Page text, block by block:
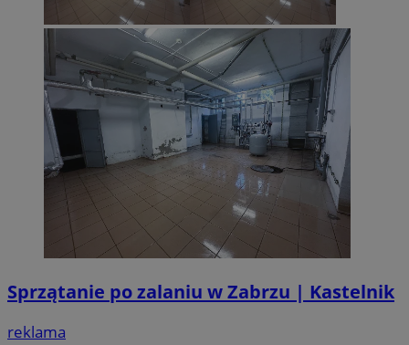
Sprzątanie po zalaniu w Zabrzu | Kastelnik
reklama